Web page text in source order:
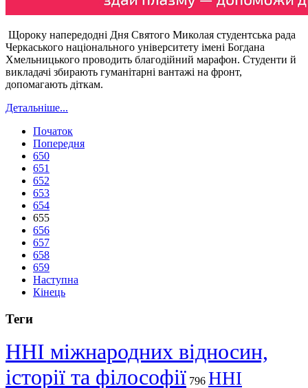
Щороку напередодні Дня Святого Миколая студентська рада
Черкаського національного університету імені Богдана
Хмельницького проводить благодійний марафон. Студенти й
викладачі збирають гуманітарні вантажі на фронт,
допомагають діткам.
Детальніше...
Початок
Попередня
650
651
652
653
654
655
656
657
658
659
Наступна
Кінець
Теги
ННІ міжнародних відносин,
історії та філософії 796 ННІ